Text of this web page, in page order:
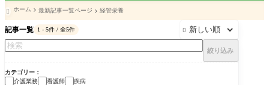
 ホーム 最新記事一覧ページ 経管栄養
記事一覧 1 - 5件 / 全5件 
絞り込み
カテゴリー
介護業務
看護師 疾病